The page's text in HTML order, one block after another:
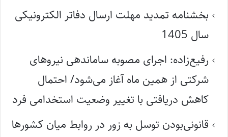
بخشنامه تمدید مهلت ارسال دفاتر الکترونیکی
سال 1405
رفیع‌زاده: اجرای مصوبه ساماندهی نیروهای
شرکتی از همین ماه آغاز می‌شود/ احتمال
کاهش دریافتی با تغییر وضعیت استخدامی فرد
قانونی‌بودن توسل به زور در روابط میان کشورها